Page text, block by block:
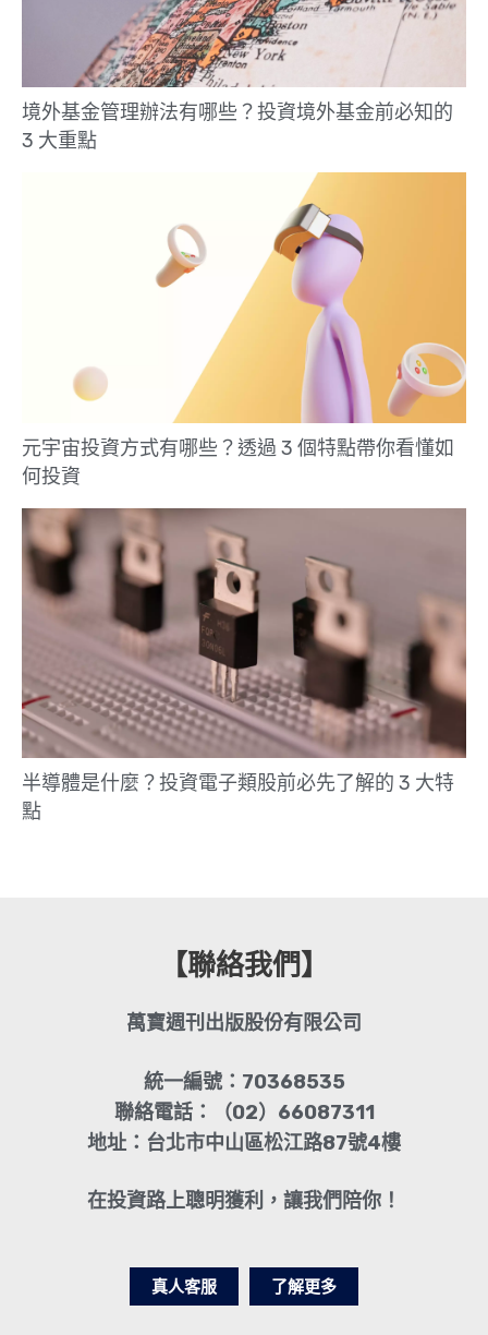
境外基金管理辦法有哪些？投資境外基金前必知的
3 大重點
元宇宙投資方式有哪些？透過 3 個特點帶你看懂如
何投資
半導體是什麼？投資電子類股前必先了解的 3 大特
點
【聯絡我們】
萬寶週刊出版股份有限公司
統一編號：70368535
聯絡電話：（02）66087311
地址：台北市中山區松江路87號4樓
在投資路上聰明獲利，讓我們陪你！
真人客服 了解更多